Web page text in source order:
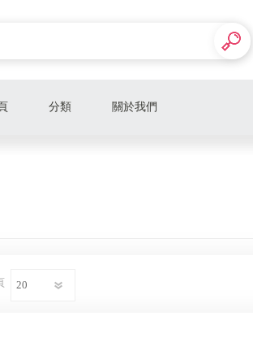
分類 關於我們